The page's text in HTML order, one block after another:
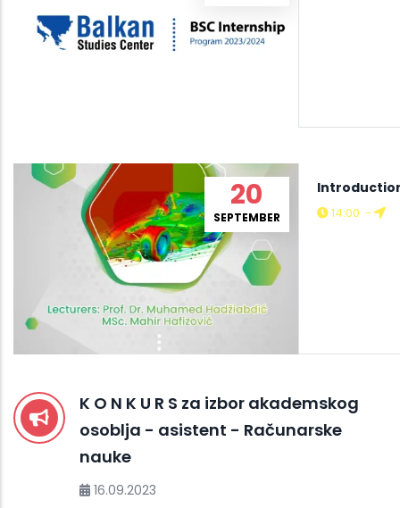
20
SEPTEMBER 14:00 -
K O N K U R S za izbor akademskog
osoblja - asistent - Računarske
nauke
16.09.2023